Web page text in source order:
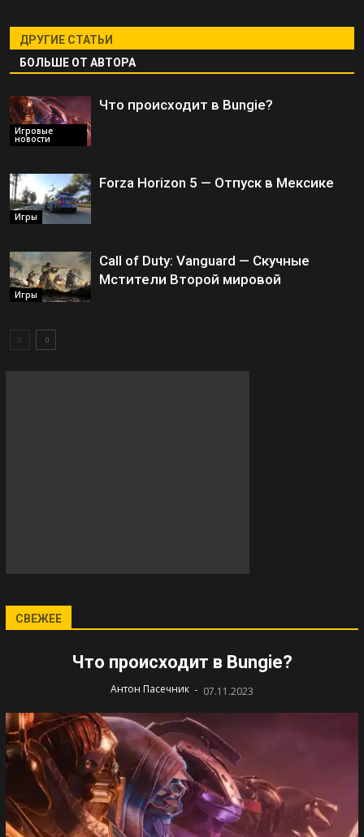
ДРУГИЕ СТАТЬИ
БОЛЬШЕ ОТ АВТОРА
Игровые
новости
Что происходит в Bungie?
Игры
Forza Horizon 5 — Отпуск в Мексике
Игры
Call of Duty: Vanguard — Скучные
Мстители Второй мировой
СВЕЖЕЕ
Что происходит в Bungie?
Антон Пасечник - 07.11.2023